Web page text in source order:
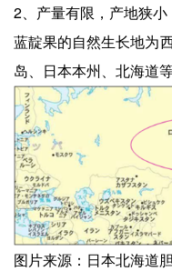
2、产量有限，产地狭
蓝靛果的自然生长地为
岛、日本本州、北海道
图片来源：日本北海道